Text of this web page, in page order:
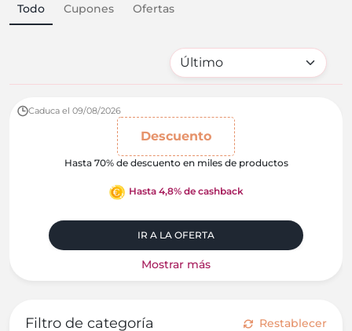
Todo Cupones Ofertas
Caduca el 09/08/2026
Descuento
Hasta 70% de descuento en miles de productos
Hasta 4,8% de cashback
IR A LA OFERTA
Mostrar más
Filtro de categoría
Restablecer